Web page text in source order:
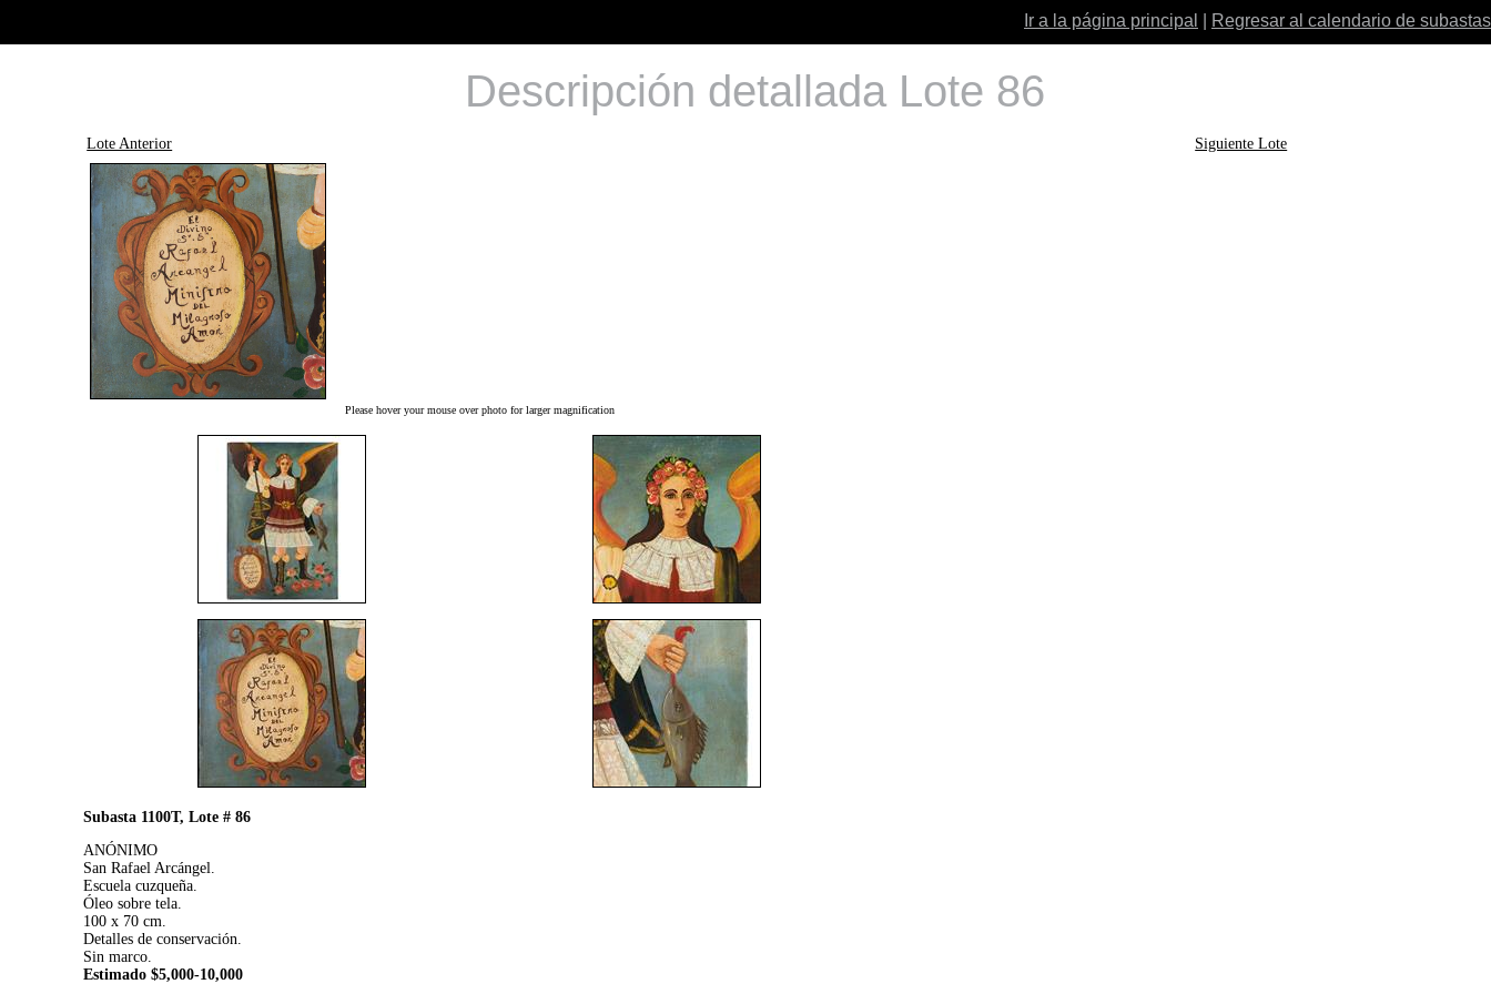
Ir a la página principal Regresar al calendario de subastas
Descripción detallada Lote 86
Lote Anterior Siguiente Lote
Please hover your mouse over photo for larger magnification
Subasta 1100T, Lote # 86
ANÓNIMO
San Rafael Arcángel.
Escuela cuzqueña.
Óleo sobre tela.
100 x 70 cm.
Detalles de conservación.
Sin marco.
Estimado $5,000-10,000